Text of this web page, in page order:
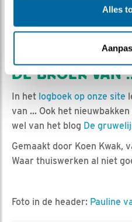
Alles
gegevens opgeleverd.
maak ik er hier melding van.
DE BROER VAN
In het logboek op onze site
van ... Ook het
wel van het blog De
Gemaakt door Koen Kwak,
Waar thuiswerken al niet
Foto in de header: Pauline